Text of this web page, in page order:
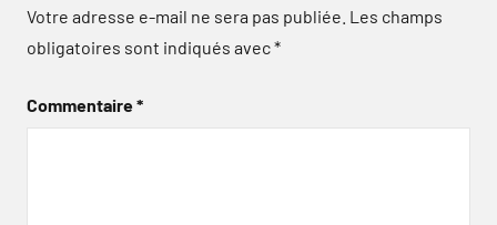
Votre adresse e-mail ne sera pas publiée. Les champs
obligatoires sont indiqués avec*
Commentaire*